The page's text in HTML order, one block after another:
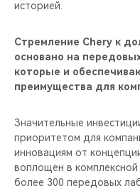
историей.
Стремление Chery к
основано на
которые и
преимущества для
Значительные
приоритетом для
инновациям от
воплощен в комплексной
более 300 передовых